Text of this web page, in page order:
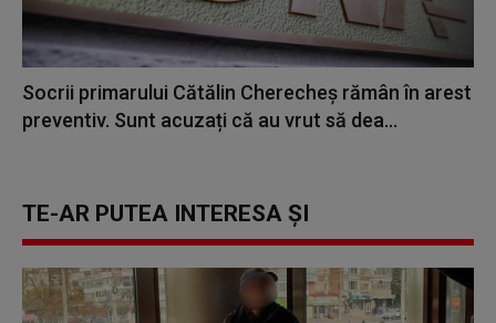
Socrii primarului Cătălin Cherecheș rămân în arest
preventiv. Sunt acuzați că au vrut să dea...
TE-AR PUTEA INTERESA ȘI